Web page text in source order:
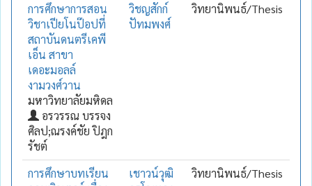
การศึกษาการสอน
วิชาเปียโนป๊อปที่
สถาบันดนตรีเคพี
เอ็น สาขา
เดอะมอลล์
งามวงศ์วาน
มหาวิทยาลัยมหิดล
อรวรรณ บรรจง
ศิลป;ณรงค์ชัย ปิฎก
รัชต์
วิชญสักก์
ปัทมพงศ์
วิทยานิพนธ์/Thesis
การศึกษาบทเรียน
เชาวน์วุฒิ
วิทยานิพนธ์/Thesis